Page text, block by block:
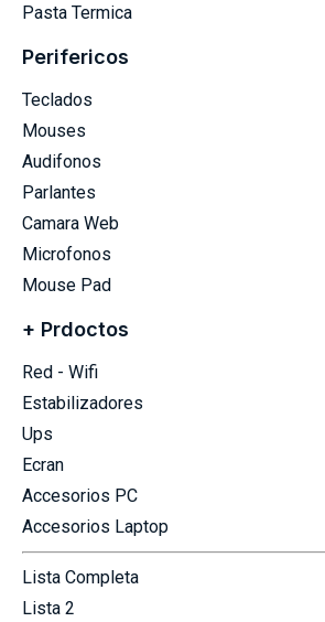
Pasta Termica
Perifericos
Teclados
Mouses
Audifonos
Parlantes
Camara Web
Microfonos
Mouse Pad
+ Prdoctos
Red - Wifi
Estabilizadores
Ups
Ecran
Accesorios PC
Accesorios Laptop
Lista Completa
Lista 2